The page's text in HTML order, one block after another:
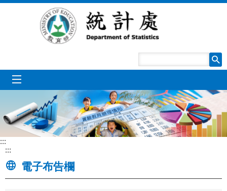
跳到主要內容區塊
:::
:::
電子布告欄